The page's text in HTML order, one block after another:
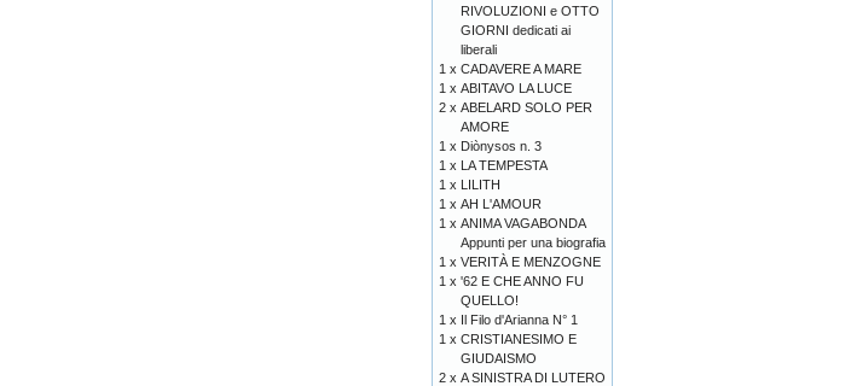
RIVOLUZIONI e OTTO
GIORNI dedicati ai
liberali
1 x CADAVERE A MARE
1 x ABITAVO LA LUCE
2 x ABELARD SOLO PER
AMORE
1 x Diònysos n. 3
1 x LA TEMPESTA
1 x LILITH
1 x AH L'AMOUR
1 x ANIMA VAGABONDA
Appunti per una biografia
1 x VERITÀ E MENZOGNE
1 x '62 E CHE ANNO FU
QUELLO!
1 x Il Filo d'Arianna N° 1
1 x CRISTIANESIMO E
GIUDAISMO
2 x A SINISTRA DI LUTERO